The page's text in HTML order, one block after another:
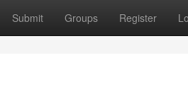
Submit Groups Register